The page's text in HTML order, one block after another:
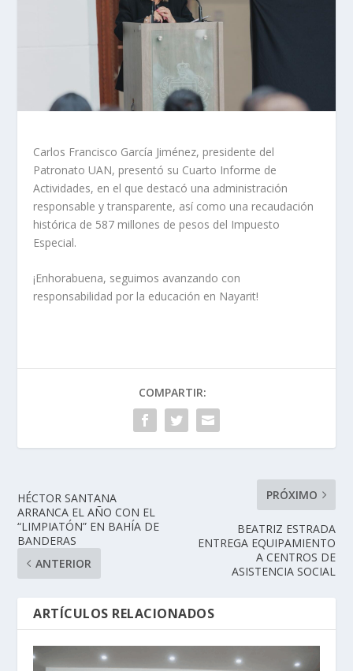
Carlos Francisco García Jiménez, presidente del
Patronato UAN, presentó su Cuarto Informe de
Actividades, en el que destacó una administración
responsable y transparente, así como una recaudación
histórica de 587 millones de pesos del Impuesto
Especial.
¡Enhorabuena, seguimos avanzando con
responsabilidad por la educación en Nayarit!
COMPARTIR:
HÉCTOR SANTANA
ARRANCA EL AÑO CON EL
“LIMPIATÓN” EN BAHÍA DE
BANDERAS
ANTERIOR
PRÓXIMO
BEATRIZ ESTRADA
ENTREGA EQUIPAMIENTO
A CENTROS DE
ASISTENCIA SOCIAL
ARTÍCULOS RELACIONADOS